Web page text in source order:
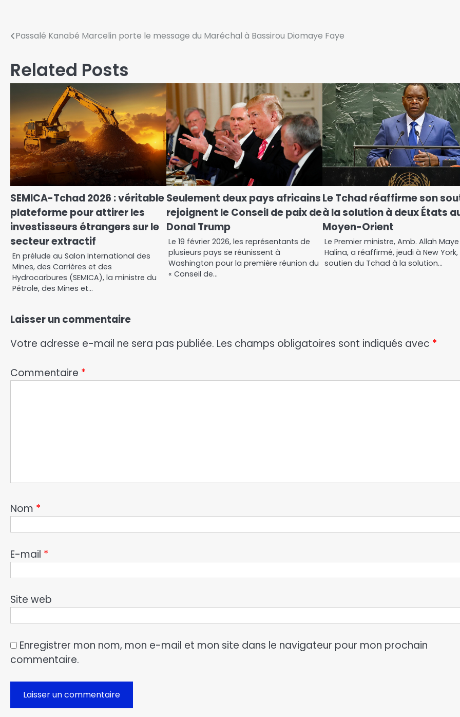
Passalé Kanabé Marcelin porte le message du Maréchal à Bassirou Diomaye Faye
Related Posts
SEMICA-Tchad 2026 : véritable
plateforme pour attirer les
investisseurs étrangers sur le
secteur extractif
En prélude au Salon International des
Mines, des Carrières et des
Hydrocarbures (SEMICA), la ministre du
Pétrole, des Mines et…
Seulement deux pays africains
rejoignent le Conseil de paix de
Donal Trump
Le 19 février 2026, les représentants de
plusieurs pays se réunissent à
Washington pour la première réunion du
« Conseil de…
Le Tchad réaffirme son
à la solution à deux États
Moyen-Orient
Le Premier ministre, Amb. Allah Maye
Halina, a réaffirmé, jeudi à New York,
soutien du Tchad à la solution…
Laisser un commentaire
Votre adresse e-mail ne sera pas publiée. Les champs obligatoires sont indiqués avec *
Commentaire *
Nom *
E-mail *
Site web
Enregistrer mon nom, mon e-mail et mon site dans le navigateur pour mon prochain
commentaire.